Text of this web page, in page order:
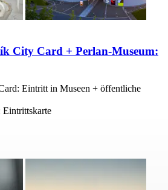
City Card + Perlan-Museum:
Eintritt in Museen + öffentliche
Eintrittskarte